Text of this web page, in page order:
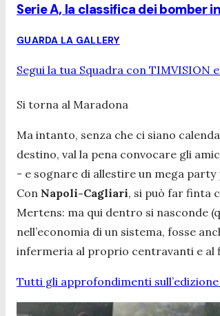
Serie A, la classifica dei bomber
GUARDA LA GALLERY
Segui la tua Squadra con TIMVISION
Si torna al Maradona
Ma intanto, senza che ci siano
destino, val la pena convocare gli
- e sognare di allestire un mega
Con Napoli-Cagliari, si può far finta
Mertens: ma qui dentro si nasconde
nell’economia di un sistema, fosse
infermeria al proprio centravanti e al
Tutti gli approfondimenti